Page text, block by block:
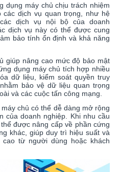
dụng máy chủ chịu trách nhiệm
dịch vụ quan trọng, như hệ
dịch vụ nội bộ của doanh
dịch vụ này có thể được cung
bảo tính ổn định và khả năng
giúp nâng cao mức độ bảo mật
dụng máy chủ tích hợp nhiều
dữ liệu, kiểm soát quyền truy
bảo vệ dữ liệu quan trọng
và các cuộc tấn công mạng.
chủ có thể dễ dàng mở rộng
của doanh nghiệp. Khi nhu cầu
được nâng cấp về phần cứng
khác, giúp duy trì hiệu suất và
từ người dùng hoặc khách